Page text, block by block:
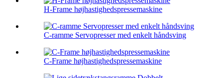
H-Frame højhastighedspressemaskine
C-ramme Servopresser med enkelt håndsving
C-Frame højhastighedspressemaskine